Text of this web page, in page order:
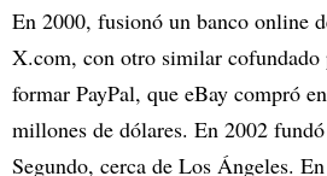
En 2000, fusionó un banco online
X.com, con otro similar cofundado
formar PayPal, que eBay compró
millones de dólares. En 2002
Segundo, cerca de Los Ángeles.